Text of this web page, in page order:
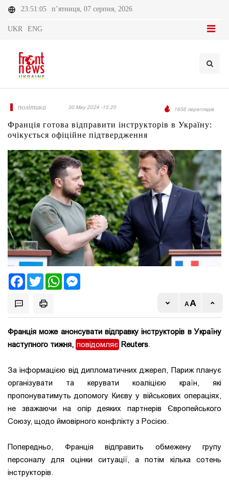
23:51:05 п’ятниця, 07 серпня, 2026
UKR ENG
політика 30 May 2024 -15:20 1656 переглядів
Франція готова відправити інструкторів в Україну:
очікується офіційне підтвердження
FacebookTwitter WhatsApp
Франція може анонсувати відправку інструкторів в Україну
наступного тижня, повідомляє Reuters.
За інформацією від дипломатичних джерел, Париж планує
організувати та керувати коаліцією країн, які
пропонуватимуть допомогу Києву у військових операціях,
не зважаючи на опір деяких партнерів Європейського
Союзу, щодо ймовірного конфлікту з Росією.
Попередньо, Франція відправить обмежену групу
персоналу для оцінки ситуації, а потім кілька сотень
інструкторів.